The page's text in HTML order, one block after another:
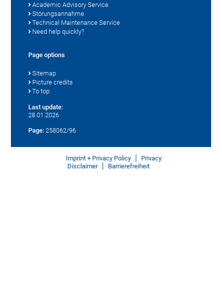
Academic Advisory Service
Störungsannahme
Technical Maintenance Service
Need help quickly?
Page options
Sitemap
Picture credits
To top
Last update:
28.01.2026
Page: 258062/96
Imprint + Privacy Policy
Privacy
Disclaimer
Barrierefreiheit